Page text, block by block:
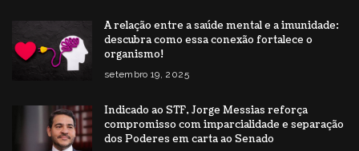
A relação entre a saúde mental e a imunidade:
descubra como essa conexão fortalece o
organismo!
setembro 19, 2025
Indicado ao STF, Jorge Messias reforça
compromisso com imparcialidade e separação
dos Poderes em carta ao Senado